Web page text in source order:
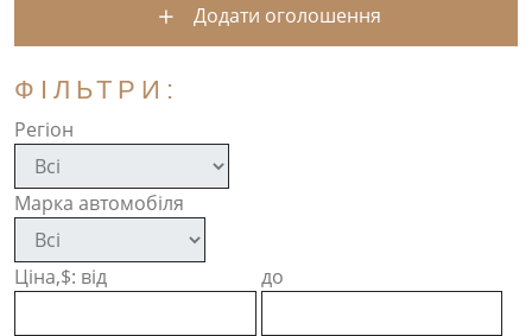
Додати оголошення
ФІЛЬТРИ:
Регіон
Марка автомобіля
Ціна,$: від до